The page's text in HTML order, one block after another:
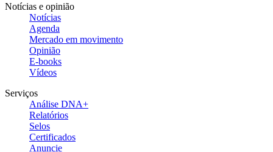
Notícias e opinião
Notícias
Agenda
Mercado em movimento
Opinião
E-books
Vídeos
Serviços
Análise DNA+
Relatórios
Selos
Certificados
Anuncie